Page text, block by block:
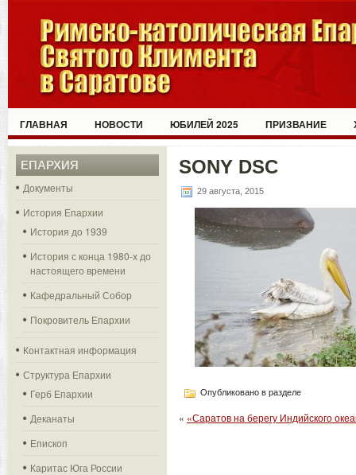
ГЛАВНАЯ НОВОСТИ ЮБИЛЕЙ 2025 ПРИЗВАНИЕ
ЕПАРХИЯ
Документы
История Епархии
История до 1939
История с конца 1980-х до
настоящего времени
Кафедральный Собор
Покровитель Епархии
Контактная информация
Структура Епархии
Герб Епархии
Деканаты
Епископ
Каритас Юга России
SONY DSC
29 августа, 2015
Опубликовано в разделе
« «Саратов на берегу Индийского